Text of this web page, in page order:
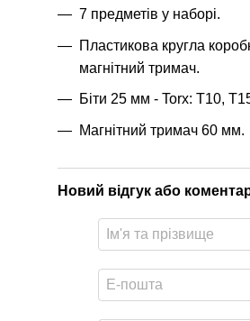
7 предметів у наборі.
Пластикова кругла
магнітний тримач.
Біти 25 мм - Torx: T10,
Магнітний тримач 60 мм.
Новий відгук або